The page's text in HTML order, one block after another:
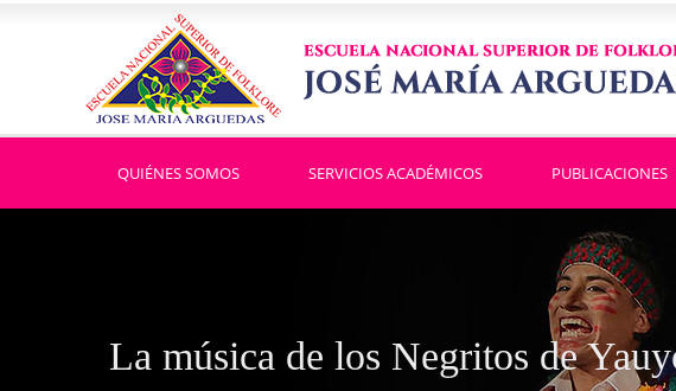
QUIÉNES SOMOS SERVICIOS ACADÉMICOS PUBLICACIONES
La música de los Negritos de